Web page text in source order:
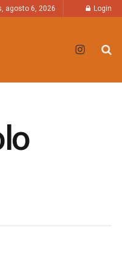
agosto 6, 2026 Login